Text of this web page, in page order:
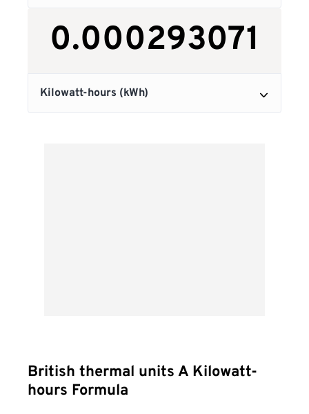
British thermal units A Kilowatt-
hours Formula